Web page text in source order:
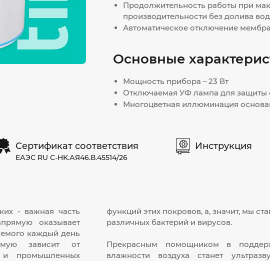
Продолжительность работы при
производительности без долива
Автоматическое отключение
Основные
Мощность прибора – 23 Вт
Отключаемая УФ лампа для защиты
Многоцветная иллюминация
Сертификат соответствия
ЕАЭС RU С-HK.АЯ46.В.45514/26
Инструкция
- важная часть
оказывает
каждый день
зависит от
и промышленных
функций этих покровов, а, значит, мы
различных бактерий и вирусов.
Прекрасным помощником в
влажности воздуха станет